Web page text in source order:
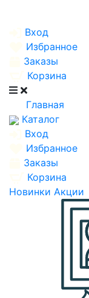
Вход
Избранное
Заказы
Корзина
Главная
Каталог
Вход
Избранное
Заказы
Корзина
Новинки Акции